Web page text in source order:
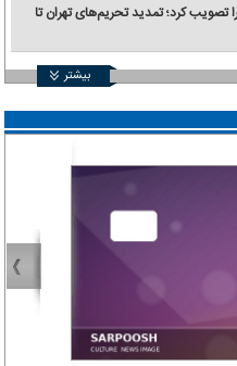
تصویب کرد؛ تمدید تحریم‌های تهران تا
بیشتر